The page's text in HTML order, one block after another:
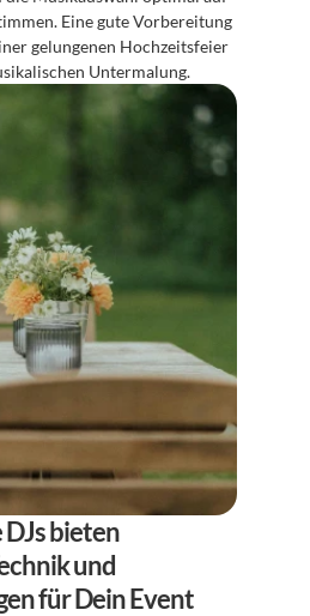
Eine gute Vorbereitung
gelungenen Hochzeitsfeier
Untermalung.
bieten
und
für Dein Event